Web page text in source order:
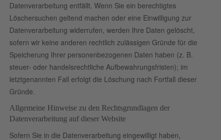
Datenverarbeitung entfällt. Wenn Sie ein berechtigtes
Löschersuchen geltend machen oder eine Einwilligung zur
Datenverarbeitung widerrufen, werden Ihre Daten gelöscht,
sofern wir keine anderen rechtlich zulässigen Gründe für die
Speicherung Ihrer personenbezogenen Daten haben (z. B.
steuer- oder handelsrechtliche Aufbewahrungsfristen); im
letztgenannten Fall erfolgt die Löschung nach Fortfall dieser
Gründe.
Allgemeine Hinweise zu den Rechtsgrundlagen der
Datenverarbeitung auf dieser Website
Sofern Sie in die Datenverarbeitung eingewilligt haben,